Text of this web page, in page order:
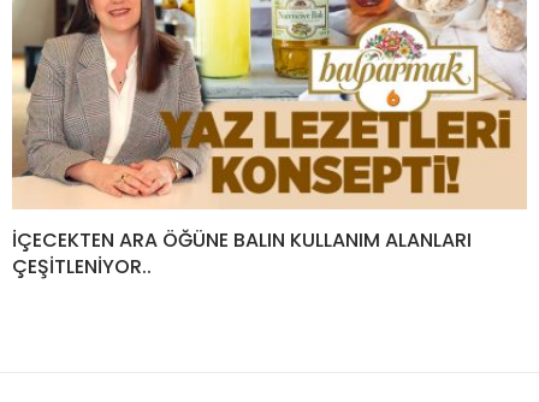
İÇECEKTEN ARA ÖĞÜNE BALIN KULLANIM ALANLARI
ÇEŞİTLENİYOR..